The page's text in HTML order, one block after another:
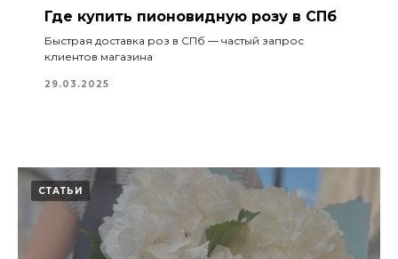
Где купить пионовидную розу в СПб
Быстрая доставка роз в СПб — частый запрос
клиентов магазина
29.03.2025
СТАТЬИ